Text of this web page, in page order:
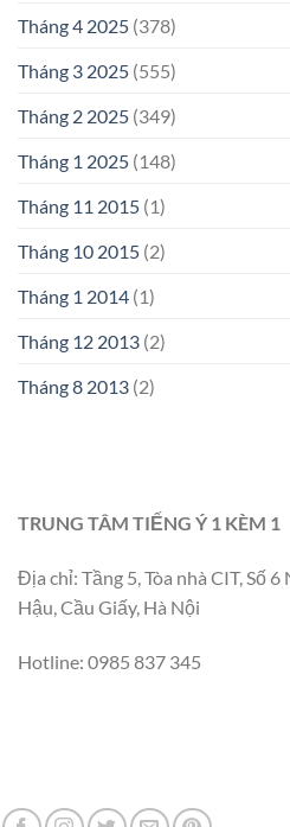
Tháng 4 2025 (378)
Tháng 3 2025 (555)
Tháng 2 2025 (349)
Tháng 1 2025 (148)
Tháng 11 2015 (1)
Tháng 10 2015 (2)
Tháng 1 2014 (1)
Tháng 12 2013 (2)
Tháng 8 2013 (2)
TRUNG TÂM TIẾNG Ý 1 KÈM 1
Địa chỉ: Tầng 5, Tòa nhà CIT, Số
Hậu, Cầu Giấy, Hà Nội
Hotline: 0985 837 345